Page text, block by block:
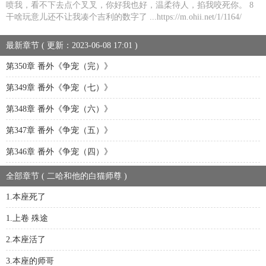
喷我，看不下去点个叉叉，你好我也好，温柔待人，掐我咬死你。 8
干啥玩意儿还不让我凑个吉利的数字了 ...https://m.ohii.net/1/1164/
最新章节 ( 更新：2023-06-08 17:01 )
第350章 番外《争宠（完）》
第349章 番外《争宠（七）》
第348章 番外《争宠（六）》
第347章 番外《争宠（五）》
第346章 番外《争宠（四）》
全部章节 ( 二哈和他的白猫师尊 )
1.本座死了
1.上卷 殊途
2.本座活了
3.本座的师哥